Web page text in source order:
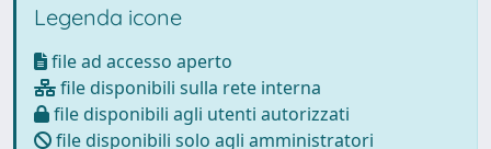
Legenda icone
file ad accesso aperto
file disponibili sulla rete interna
file disponibili agli utenti autorizzati
file disponibili solo agli amministratori